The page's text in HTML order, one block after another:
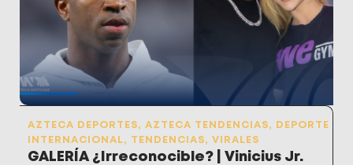
AZTECA DEPORTES, AZTECA TENDENCIAS,
DEPORTE
INTERNACIONAL, TENDENCIAS, VIRALES
GALERÍA ¿Irreconocible? | Vinicius Jr.